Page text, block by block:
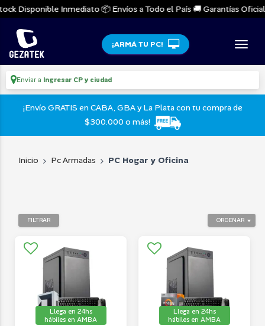
Disponible Inmediato 📦 Envíos a Todo el País 🚚 Garantías
¡ARMÁ TU PC!
Enviar a Ingresar CP y ciudad
¡Envío GRATIS en CABA, GBA y La Plata con tu compra de
$300.000 o más!
Inicio Pc Armadas PC Hogar y Oficina
ORDENAR
FILTRAR
Llega en 24hs
hábiles en AMBA
Llega en 24hs
hábiles en AMBA